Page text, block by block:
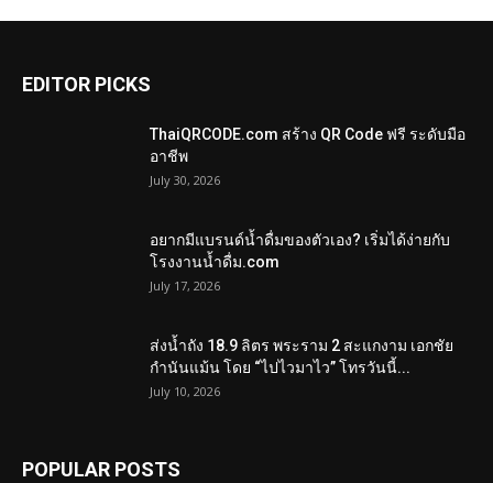
EDITOR PICKS
ThaiQRCODE.com สร้าง QR Code ฟรี ระดับมือ
อาชีพ
July 30, 2026
อยากมีแบรนด์น้ำดื่มของตัวเอง? เริ่มได้ง่ายกับ
โรงงานน้ำดื่ม.com
July 17, 2026
ส่งน้ำถัง 18.9 ลิตร พระราม 2 สะแกงาม เอกชัย
กำนันแม้น โดย “ไปไวมาไว” โทรวันนี้...
July 10, 2026
POPULAR POSTS